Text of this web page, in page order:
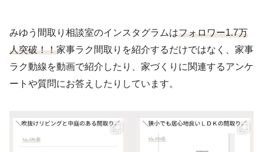
みゆう間取り相談室のインスタグラムはフォロワー1.7万
人突破！！家事ラク間取りを紹介するだけではなく、家事
ラク動線を動画で紹介したり、家づくりに関連するアンケ
ートや質問にお答えしたりしています。